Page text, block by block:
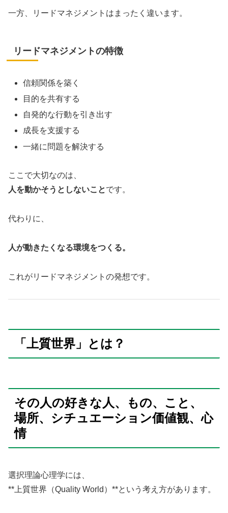
一方、リードマネジメントはまったく違います。
リードマネジメントの特徴
信頼関係を築く
目的を共有する
自発的な行動を引き出す
成長を支援する
一緒に問題を解決する
ここで大切なのは、
人を動かそうとしないことです。
代わりに、
人が動きたくなる環境をつくる。
これがリードマネジメントの発想です。
「上質世界」とは？
その人の好きな人、もの、こと、
場所、シチュエーション価値観、心
情
選択理論心理学には、
**上質世界（Quality World）**という考え方があります。